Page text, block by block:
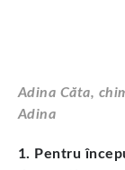
Adina Căta,
Adina
1. Pentru